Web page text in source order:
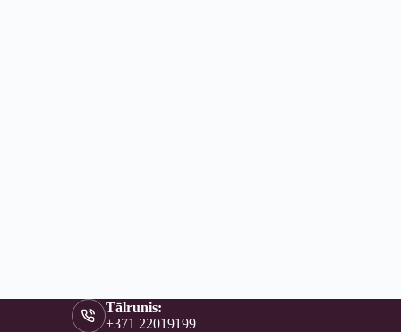
Tālrunis:
+371 22019199